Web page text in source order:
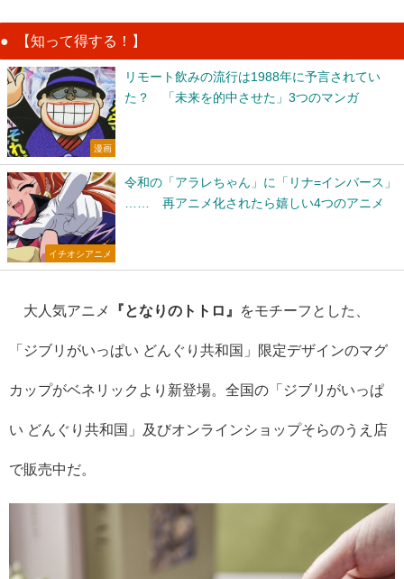
【知って得する！】
漫画
リモート飲みの流行は1988年に予言されてい
た？ 「未来を的中させた」3つのマンガ
イチオシアニメ
令和の「アラレちゃん」に「リナ=インバース」
…… 再アニメ化されたら嬉しい4つのアニメ
大人気アニメ 『となりのトトロ』 をモチーフとした、
「ジブリがいっぱい どんぐり共和国」限定デザインのマグ
カップがベネリックより新登場。全国の「ジブリがいっぱ
い どんぐり共和国」及びオンラインショップそらのうえ店
で販売中だ。